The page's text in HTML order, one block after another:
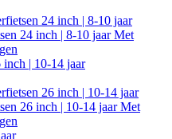
24 inch | 8-10 jaar
24 inch | 8-10 jaar Met
| 10-14 jaar
26 inch | 10-14 jaar
26 inch | 10-14 jaar Met